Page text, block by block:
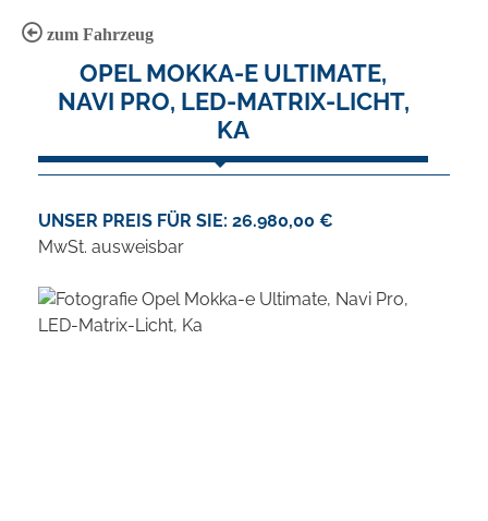
zum Fahrzeug
OPEL MOKKA-E ULTIMATE,
NAVI PRO, LED-MATRIX-LICHT,
KA
UNSER PREIS FÜR SIE: 26.980,00 €
MwSt. ausweisbar